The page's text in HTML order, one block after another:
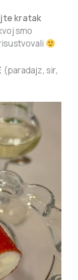
kratak
smo
(paradajz, sir,